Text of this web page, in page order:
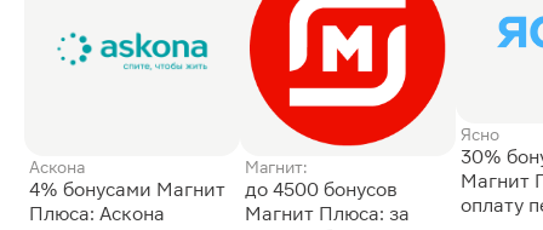
Аскона
4% бонусами Магнит
Плюса: Аскона
Магнит:
до 4500 бонусов
Магнит Плюса: за
Ясно
30%
Магнит
оплату